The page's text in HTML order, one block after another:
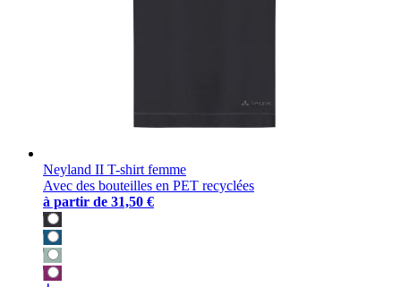
Neyland II T-shirt femme
Avec des bouteilles en PET recyclées
à partir de 31,50 €